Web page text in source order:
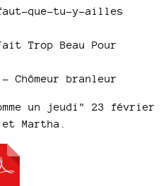
que-tu-y-ailles
Trop Beau Pour
- Chômeur branleur
un jeudi" 23 février
Martha.